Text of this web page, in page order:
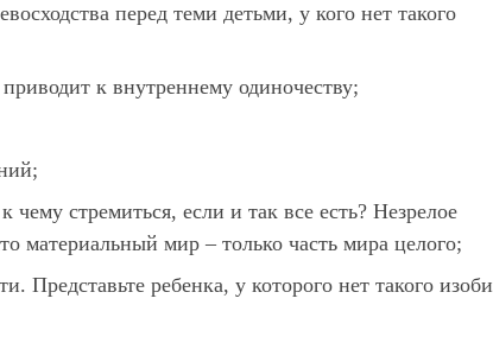
перед теми детьми, у кого нет такого
к внутреннему одиночеству;
стремиться, если и так все есть? Незрелое
материальный мир – только часть мира целого;
Представьте ребенка, у которого нет такого